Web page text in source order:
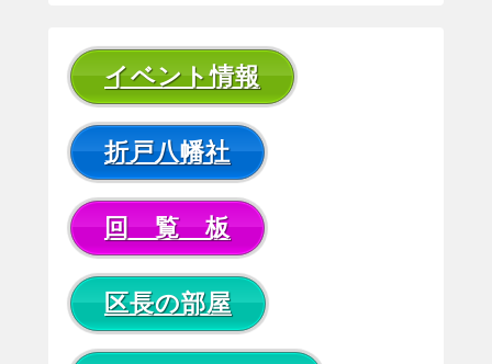
イベント情報
折戸八幡社
回 覧 板
区長の部屋